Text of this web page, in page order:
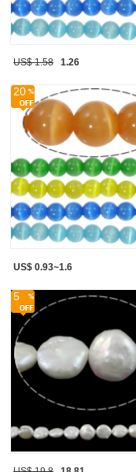
US$ 1.58 1.26
20
US$ 0.93~1.6
5